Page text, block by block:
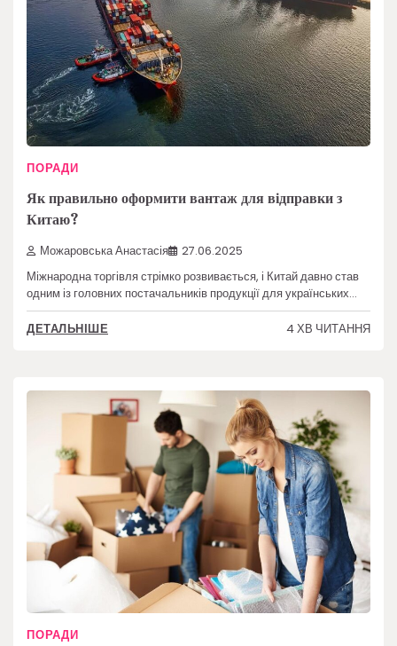
ПОРАДИ
Як правильно оформити вантаж для відправки з
Китаю?
Можаровська Анастасія 27.06.2025
Міжнародна торгівля стрімко розвивається, і Китай давно став
одним із головних постачальників продукції для українських…
ДЕТАЛЬНІШЕ 4 ХВ ЧИТАННЯ
ПОРАДИ